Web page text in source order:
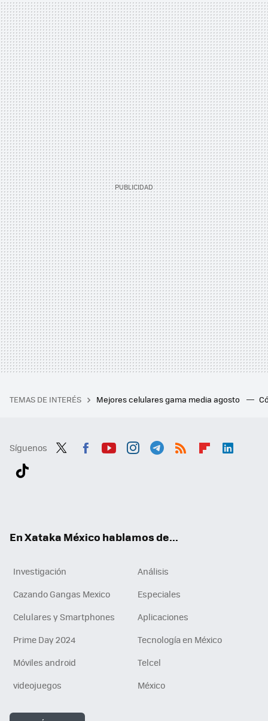
TEMAS DE INTERÉS Mejores celulares gama media agosto
Síguenos
En Xataka México hablamos de...
Investigación
Análisis
Cazando Gangas Mexico
Especiales
Celulares y Smartphones
Aplicaciones
Prime Day 2024
Tecnología en México
Móviles android
Telcel
videojuegos
México